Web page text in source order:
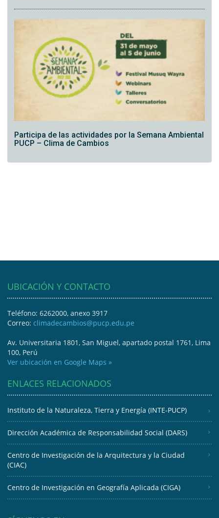
Participa de las actividades por la Semana Ambiental
PUCP – Clima de Cambios
UBICACIÓN Y CONTACTO
Teléfono: 6262000, anexo 3917
Correo: climadecambios@pucp.edu.pe
Av. Universitaria 1801, San Miguel, apartado postal 1761, Lima
100, Perú
Ver ubicación en Google Maps »
ENLACES RELACIONADOS
Instituto de la Naturaleza, Tierra y Energía (INTE-PUCP)
Dirección Académica de Responsabilidad Social (DARS)
Centro de Investigación de la Arquitectura y la Ciudad
(CIAC)
Centro de Investigación en Geografía Aplicada (CIGA)